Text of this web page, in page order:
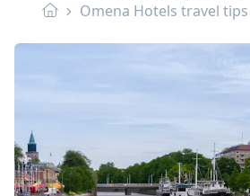
Omena Hotels travel tips